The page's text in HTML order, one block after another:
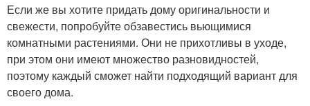
Если же вы хотите придать дому оригинальности и
свежести, попробуйте обзавестись вьющимися
комнатными растениями. Они не прихотливы в уходе,
при этом они имеют множество разновидностей,
поэтому каждый сможет найти подходящий вариант для
своего дома.